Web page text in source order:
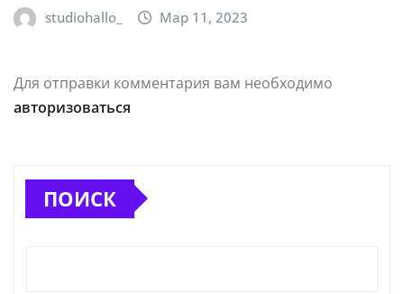
studiohallo_ Мар 11, 2023
Для отправки комментария вам необходимо
авторизоваться
ПОИСК